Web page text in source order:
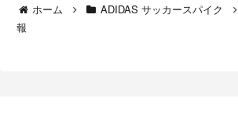
ホーム ADIDAS サッカースパイク
報